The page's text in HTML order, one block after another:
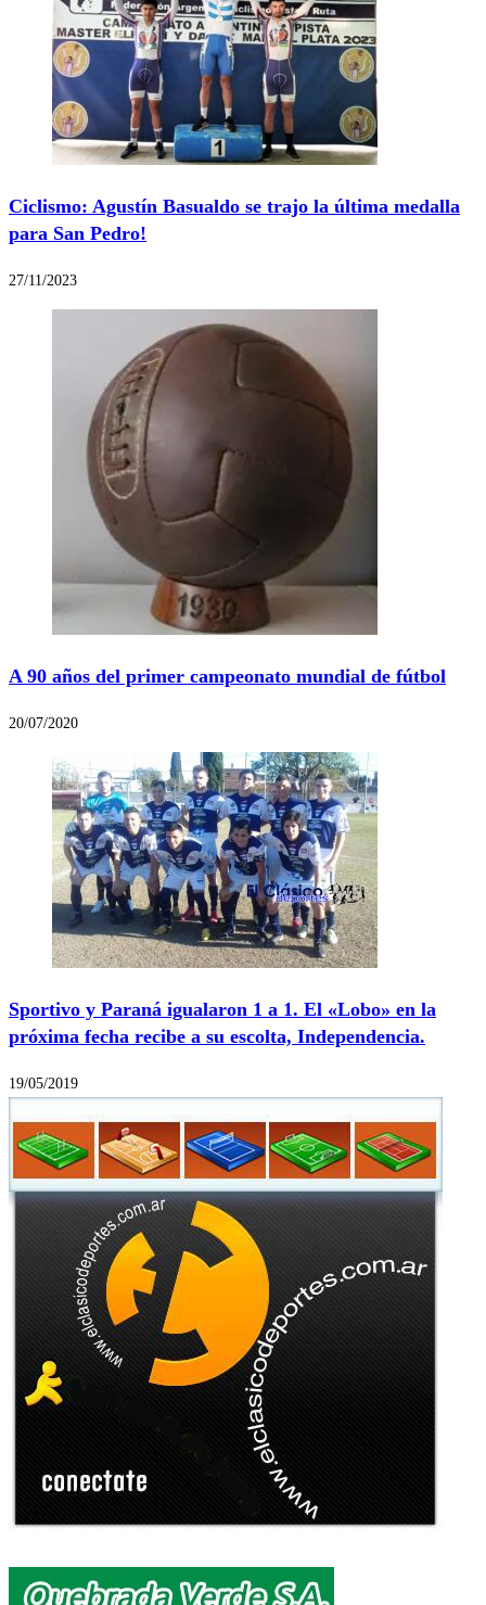
Ciclismo: Agustín Basualdo se trajo la última medalla
para San Pedro!
27/11/2023
A 90 años del primer campeonato mundial de fútbol
20/07/2020
Sportivo y Paraná igualaron 1 a 1. El «Lobo» en la
próxima fecha recibe a su escolta, Independencia.
19/05/2019